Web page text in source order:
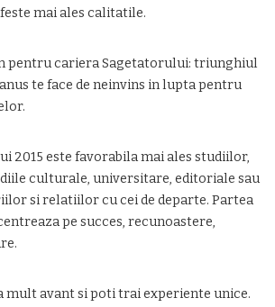
mai ales calitatile.
pentru cariera Sagetatorului: triunghiul
te face de neinvins in lupta pentru
2015 este favorabila mai ales studiilor,
culturale, universitare, editoriale sau
si relatiilor cu cei de departe. Partea
pe succes, recunoastere,
mult avant si poti trai experiente unice.